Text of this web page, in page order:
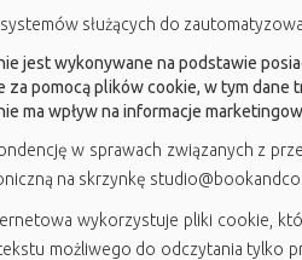
służących do
jest wykonywane na podstawie
za pomocą plików cookie, w tym dane
ma wpływ na informacje
w sprawach związanych z
na skrzynkę
wykorzystuje pliki cookie,
możliwego do odczytania tylko